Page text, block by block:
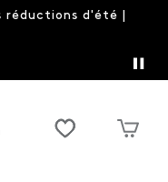
LA sandale du